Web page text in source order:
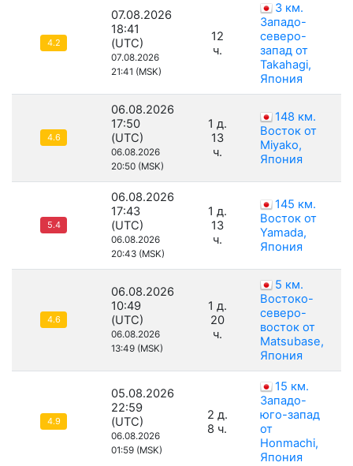
4.2
07.08.2026
18:41
(UTC)
07.08.2026
21:41 (MSK)
12
ч.
3 км.
Западо-
северо-
запад от
Takahagi,
Япония
4.6
06.08.2026
17:50
(UTC)
06.08.2026
20:50 (MSK)
1 д.
13
ч.
148 км.
Восток от
Miyako,
Япония
5.4
06.08.2026
17:43
(UTC)
06.08.2026
20:43 (MSK)
1 д.
13
ч.
145 км.
Восток от
Yamada,
Япония
4.6
06.08.2026
10:49
(UTC)
06.08.2026
13:49 (MSK)
1 д.
20
ч.
5 км.
Востоко-
северо-
восток от
Matsubase,
Япония
4.9
05.08.2026
22:59
(UTC)
06.08.2026
01:59 (MSK)
2 д.
8 ч.
15 км.
Западо-
юго-запад
от
Honmachi,
Япония